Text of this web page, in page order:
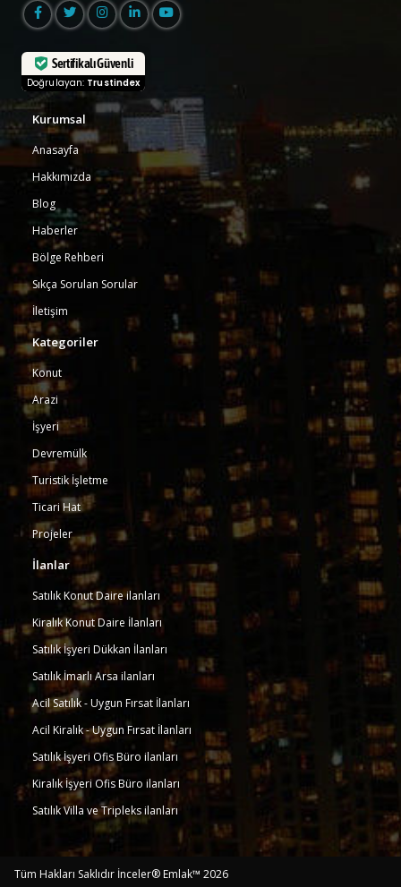
Sertifikalı Güvenli
Doğrulayan: Trustindex
Kurumsal
Anasayfa
Hakkımızda
Blog
Haberler
Bölge Rehberi
Sıkça Sorulan Sorular
İletişim
Kategoriler
Konut
Arazi
İşyeri
Devremülk
Turistik İşletme
Ticari Hat
Projeler
İlanlar
Satılık Konut Daire ilanları
Kiralık Konut Daire İlanları
Satılık İşyeri Dükkan İlanları
Satılık İmarlı Arsa ilanları
Acil Satılık - Uygun Fırsat İlanları
Acil Kiralık - Uygun Fırsat İlanları
Satılık İşyeri Ofis Büro ilanları
Kiralık İşyeri Ofis Büro ilanları
Satılık Villa ve Tripleks ilanları
Tüm Hakları Saklıdır İnceler® Emlak™ 2026